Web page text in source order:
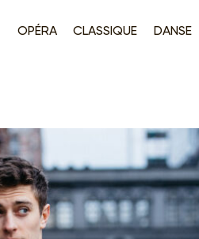
OPÉRA CLASSIQUE DANSE